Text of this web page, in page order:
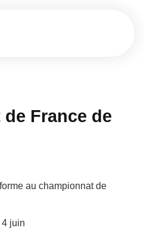
France de
au championnat de
juin